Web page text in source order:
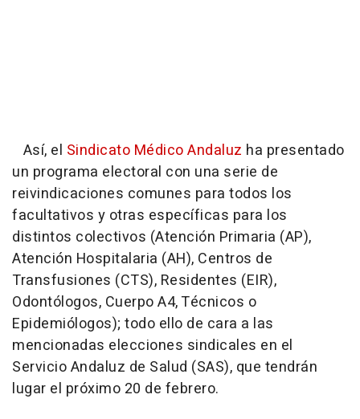
Así, el Sindicato Médico Andaluz ha presentado
un programa electoral con una serie de
reivindicaciones comunes para todos los
facultativos y otras específicas para los
distintos colectivos (Atención Primaria (AP),
Atención Hospitalaria (AH), Centros de
Transfusiones (CTS), Residentes (EIR),
Odontólogos, Cuerpo A4, Técnicos o
Epidemiólogos); todo ello de cara a las
mencionadas elecciones sindicales en el
Servicio Andaluz de Salud (SAS), que tendrán
lugar el próximo 20 de febrero.